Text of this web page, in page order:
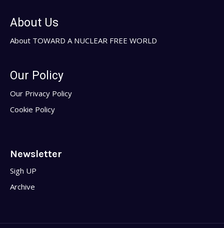
About Us
About TOWARD A NUCLEAR FREE WORLD
Our Policy
Our Privacy Policy
Cookie Policy
Newsletter
Sigh UP
Archive